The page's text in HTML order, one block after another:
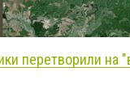
перетворили